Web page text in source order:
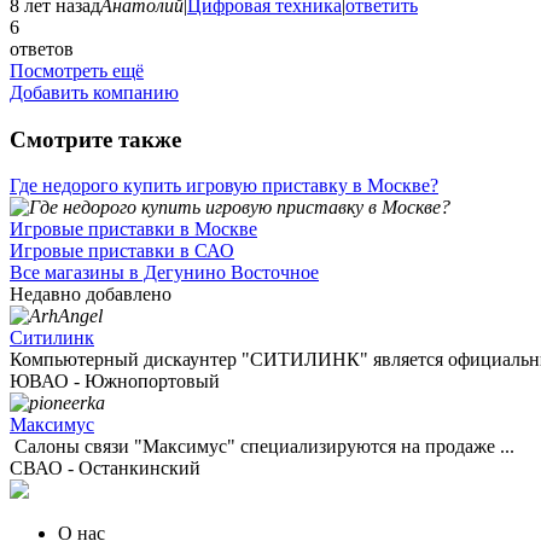
8 лет назадАнатолий|Цифровая техника|ответить
6
ответов
Посмотреть ещё
Добавить компанию
Смотрите также
Где недорого купить игровую приставку в Москве?
Игровые приставки в Москве
Игровые приставки в САО
Все магазины в Дегунино Восточное
Недавно добавлено
Ситилинк
Компьютерный дискаунтер "СИТИЛИНК" является
ЮВАО - Южнопортовый
Максимус
Салоны связи "Максимус" специализируются на продаже ...
СВАО - Останкинский
О нас